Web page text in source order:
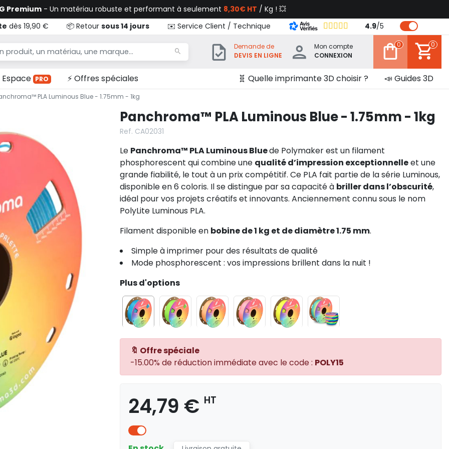
Premium - Un matériau robuste et performant à seulement 8,30€ HT / Kg ! 💥
dès 19,90 € 📦 Retour sous 14 jours ✉️ Service Client / Technique 4.9/5
Demande de
DEVIS EN LIGNE
Mon compte
CONNEXION
0 0
Espace PRO ⚡ Offres spéciales 🧬 Quelle imprimante 3D choisir ? 📣 Guides 3D
PLA Luminous Blue - 1.75mm - 1kg
Panchroma™ PLA Luminous Blue - 1.75mm - 1kg
Ref. CA02031
Le Panchroma™ PLA Luminous Bluede Polymaker est un filament
phosphorescent qui combine une qualité d’impression exceptionnelleet une
grande fiabilité, le tout à un prix compétitif. Ce PLA fait partie de la série Luminous,
disponible en 6 coloris. Il se distingue par sa capacité à briller dans l’obscurité,
idéal pour vos projets créatifs et innovants. Anciennement connu sous le nom
PolyLite Luminous PLA.
Filament disponible en bobine de 1 kg et de diamètre 1.75 mm.
Simple à imprimer pour des résultats de qualité
Mode phosphorescent : vos impressions brillent dans la nuit !
Plus d'options
🔖 Offre spéciale
-15.00% de réduction immédiate avec le code : POLY15
24,79 € HT